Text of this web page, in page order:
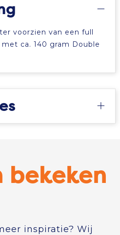
voorzien van een full
ca. 140 gram Double
bekeken
inspiratie? Wij